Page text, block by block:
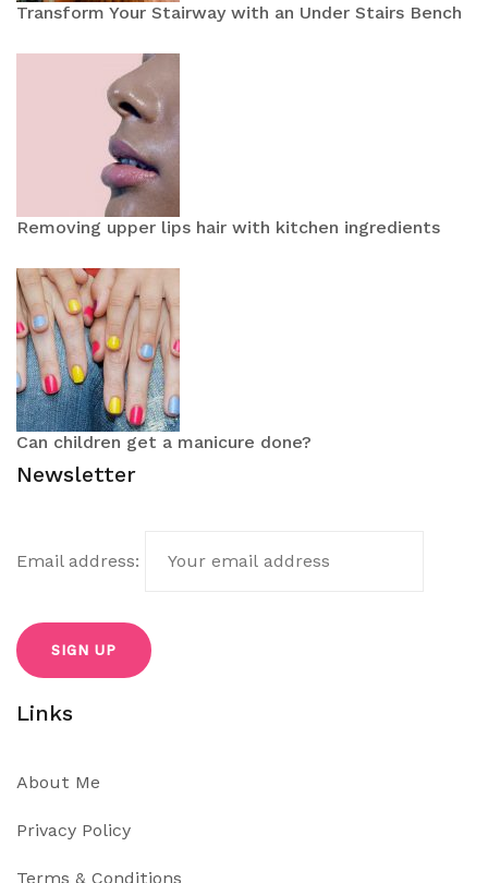
Transform Your Stairway with an Under Stairs Bench
Removing upper lips hair with kitchen ingredients
Can children get a manicure done?
Newsletter
Email address:
Links
About Me
Privacy Policy
Terms & Conditions